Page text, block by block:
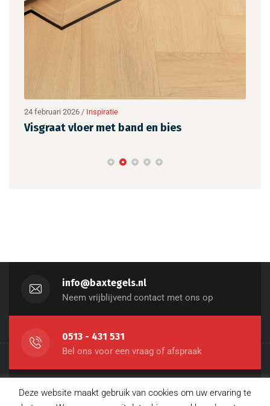
24 februari 2026 / Inspiratie
Visgraat vloer met band en bies
info@baxtegels.nl
Neem vrijblijvend contact met ons op
0513 - 431 531
Bel ons voor een vraag of afspraak
Sint-Nicolaasga
Deze website maakt gebruik van cookies om uw ervaring te